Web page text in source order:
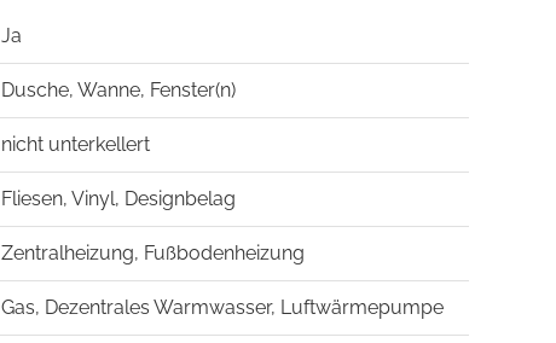
Ja
Dusche, Wanne, Fenster(n)
nicht unterkellert
Fliesen, Vinyl, Designbelag
Zentralheizung, Fußbodenheizung
Gas, Dezentrales Warmwasser, Luftwärmepumpe